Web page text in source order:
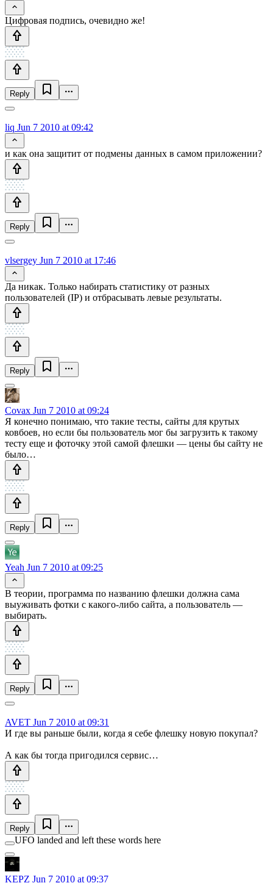
Цифровая подпись, очевидно же!
Reply
liq Jun 7 2010 at 09:42
и как она защитит от подмены данных в самом приложении?
Reply
vlsergey Jun 7 2010 at 17:46
Да никак. Только набирать статистику от разных
пользователей (IP) и отбрасывать левые результаты.
Reply
Covax Jun 7 2010 at 09:24
Я конечно понимаю, что такие тесты, сайты для крутых
ковбоев, но если бы пользователь мог бы загрузить к такому
тесту еще и фоточку этой самой флешки — цены бы сайту не
было…
Reply
Yeah Jun 7 2010 at 09:25
В теории, программа по названию флешки должна сама
выуживать фотки с какого-либо сайта, а пользователь —
выбирать.
Reply
AVET Jun 7 2010 at 09:31
И где вы раньше были, когда я себе флешку новую покупал?
А как бы тогда пригодился сервис…
Reply
UFO landed and left these words here
KEPZ Jun 7 2010 at 09:37